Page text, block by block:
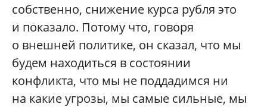
собственно, снижение курса рубля это
и показало. Потому что, говоря
о внешней политике, он сказал, что мы
будем находиться в состоянии
конфликта, что мы не поддадимся ни
на какие угрозы, мы самые сильные, мы